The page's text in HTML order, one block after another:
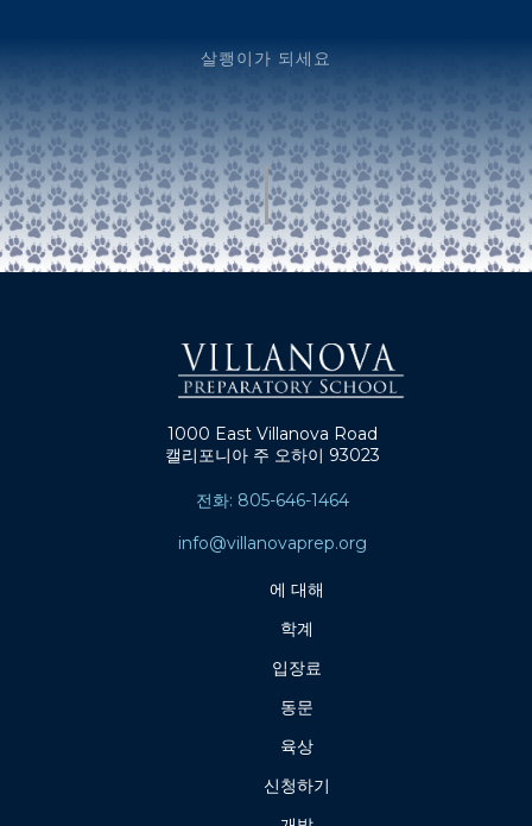
살쾡이가 되세요
1000 East Villanova Road
캘리포니아 주 오하이 93023
전화: 805-646-1464
info@villanovaprep.org
에 대해
학계
입장료
동문
육상
신청하기